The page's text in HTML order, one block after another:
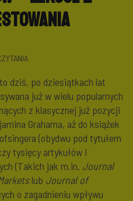
to dziś, po dziesiątkach lat
już w wielu popularnych
z klasycznej już pozycji
Grahama, aż do książek
(obydwu pod tytułem
tysięcy artykułów i
(Takich jak m.in. Journal
lub Journal of
o zagadnieniu wpływu